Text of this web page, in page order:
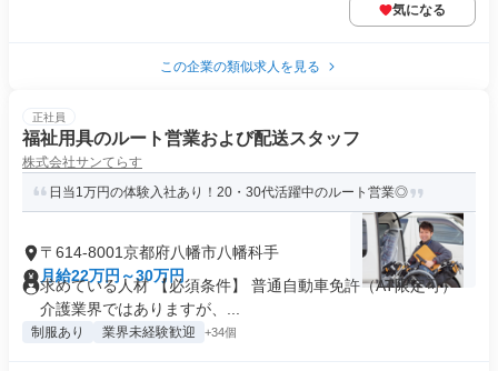
気になる
この企業の類似求人を見る
正社員
福祉用具のルート営業および配送スタッフ
株式会社サンてらす
日当1万円の体験入社あり！20・30代活躍中のルート営業◎
〒614-8001京都府八幡市八幡科手
月給22万円～30万円
求めている人材 【必須条件】 普通自動車免許（AT限定可）
介護業界ではありますが、...
制服あり 業界未経験歓迎 +34個